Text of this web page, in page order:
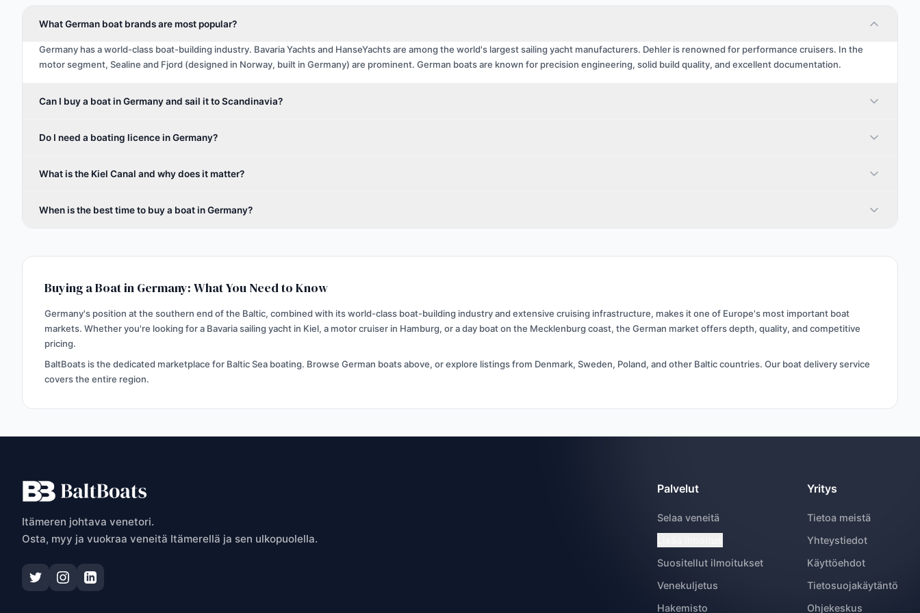
What German boat brands are most popular?
Germany has a world-class boat-building industry. Bavaria Yachts and HanseYachts are among the world's largest sailing yacht manufacturers. Dehler is renowned for performance cruisers. In the
motor segment, Sealine and Fjord (designed in Norway, built in Germany) are prominent. German boats are known for precision engineering, solid build quality, and excellent documentation.
Can I buy a boat in Germany and sail it to Scandinavia?
Do I need a boating licence in Germany?
What is the Kiel Canal and why does it matter?
When is the best time to buy a boat in Germany?
Buying a Boat in Germany: What You Need to Know
Germany's position at the southern end of the Baltic, combined with its world-class boat-building industry and extensive cruising infrastructure, makes it one of Europe's most important boat
markets. Whether you're looking for a Bavaria sailing yacht in Kiel, a motor cruiser in Hamburg, or a day boat on the Mecklenburg coast, the German market offers depth, quality, and competitive
pricing.
BaltBoats is the dedicated marketplace for Baltic Sea boating. Browse German boats above, or explore listings from Denmark, Sweden, Poland, and other Baltic countries. Our boat delivery service
covers the entire region.
Itämeren johtava venetori.
Osta, myy ja vuokraa veneitä Itämerellä ja sen ulkopuolella.
Palvelut
Selaa veneitä
Suositellut ilmoitukset
Venekuljetus
Hakemisto
Yritys
Tietoa meistä
Yhteystiedot
Käyttöehdot
Tietosuojakäytäntö
Ohjekeskus